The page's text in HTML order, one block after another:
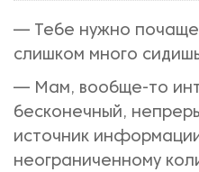
— Тебе нужно почаще
слишком много
— Мам, вообще-то
бесконечный,
источник
неограниченному